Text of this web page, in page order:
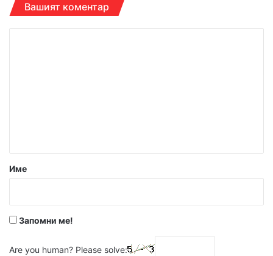
Вашият коментар
р
Име
Запомни ме!
Are you human? Please solve: